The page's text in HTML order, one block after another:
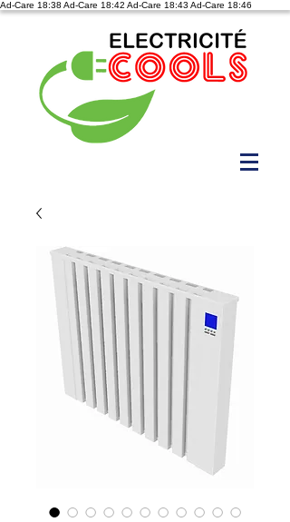
Ad-Care 18:38 Ad-Care 18:42 Ad-Care 18:43 Ad-Care 18:46